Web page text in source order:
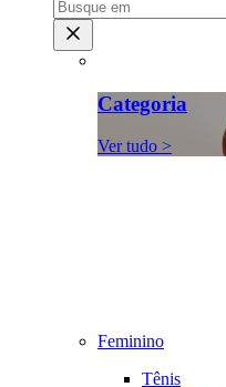
Categoria
Ver tudo >
Feminino
Tênis